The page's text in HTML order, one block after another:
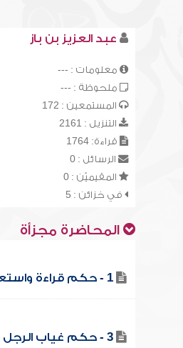
عبد العزيز بن باز
معلومات : ---
ملحوظة : ---
المستمعين : 172
التنزيل : 2161
قراءة: 1764
الرسائل : 0
المقيميّن : 0
في خزائن : 5
المحاضرة مجزأة
1 - حكم قراءة واستعمال كتب السحر والتنجيم
3 - حكم غياب